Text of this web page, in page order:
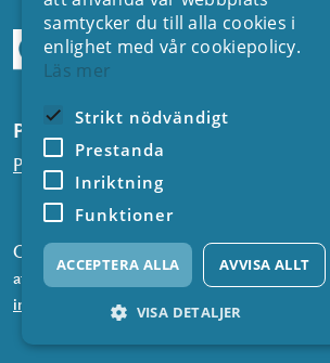
Prenumerera på våra nyhetsbrev
Prenumerera på nyheter från SVC
Genom att prenumerera på våra nyhetsbrev
att vi använder information om dig i
integritetspolicy
samtycker du till alla cookies i
enlighet med vår cookiepolicy.
Läs mer
Strikt nödvändigt
Prestanda
Inriktning
Funktioner
ACCEPTERA ALLA AVVISA ALLT
VISA DETALJER